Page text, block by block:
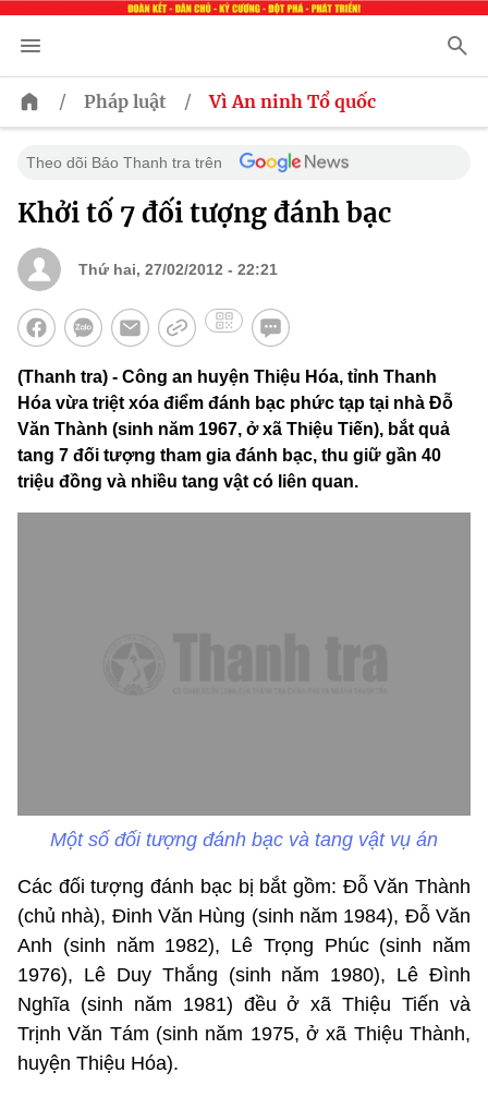
/ Pháp luật / Vì An ninh Tổ quốc
Theo dõi Báo Thanh tra trên
Khởi tố 7 đối tượng đánh bạc
Thứ hai, 27/02/2012 - 22:21
(Thanh tra) - Công an huyện Thiệu Hóa, tỉnh Thanh
Hóa vừa triệt xóa điểm đánh bạc phức tạp tại nhà Đỗ
Văn Thành (sinh năm 1967, ở xã Thiệu Tiến), bắt quả
tang 7 đối tượng tham gia đánh bạc, thu giữ gần 40
triệu đồng và nhiều tang vật có liên quan.
Một số đối tượng đánh bạc và tang vật vụ án
Các đối tượng đánh bạc bị bắt gồm: Đỗ Văn Thành
(chủ nhà), Đinh Văn Hùng (sinh năm 1984), Đỗ Văn
Anh (sinh năm 1982), Lê Trọng Phúc (sinh năm
1976), Lê Duy Thắng (sinh năm 1980), Lê Đình
Nghĩa (sinh năm 1981) đều ở xã Thiệu Tiến và
Trịnh Văn Tám (sinh năm 1975, ở xã Thiệu Thành,
huyện Thiệu Hóa).